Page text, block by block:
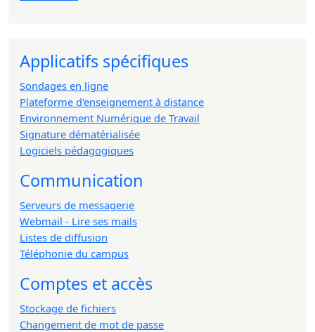
Applicatifs spécifiques
Sondages en ligne
Plateforme d'enseignement à distance
Environnement Numérique de Travail
Signature dématérialisée
Logiciels pédagogiques
Communication
Serveurs de messagerie
Webmail - Lire ses mails
Listes de diffusion
Téléphonie du campus
Comptes et accès
Stockage de fichiers
Changement de mot de passe